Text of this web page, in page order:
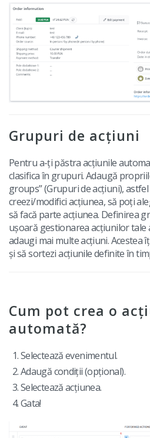
Grupuri de acțiuni
Pentru a-ți păstra acțiunile
clasifica în grupuri. Adaugă
groups” (Grupuri de acțiuni),
creezi/modifici acțiunea, să poți
să facă parte acțiunea. Definirea
ușoară gestionarea acțiunilor tale
adaugi mai multe acțiuni. Acestea
și să sortezi acțiunile definite în
Cum pot crea o
automată?
Selectează evenimentul.
Adaugă condiții (opțional).
Selectează acțiunea.
Gata!